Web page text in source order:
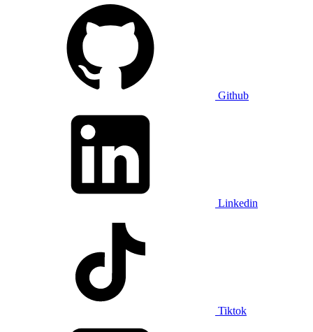
Github
Linkedin
Tiktok